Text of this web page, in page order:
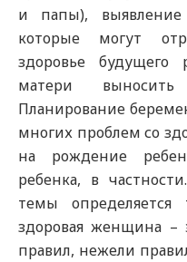
и папы), выявление
которые могут
здоровье будущего
матери
Планирование
многих проблем со
на рождение
ребенка, в
темы
здоровая женщина –
правил, нежели